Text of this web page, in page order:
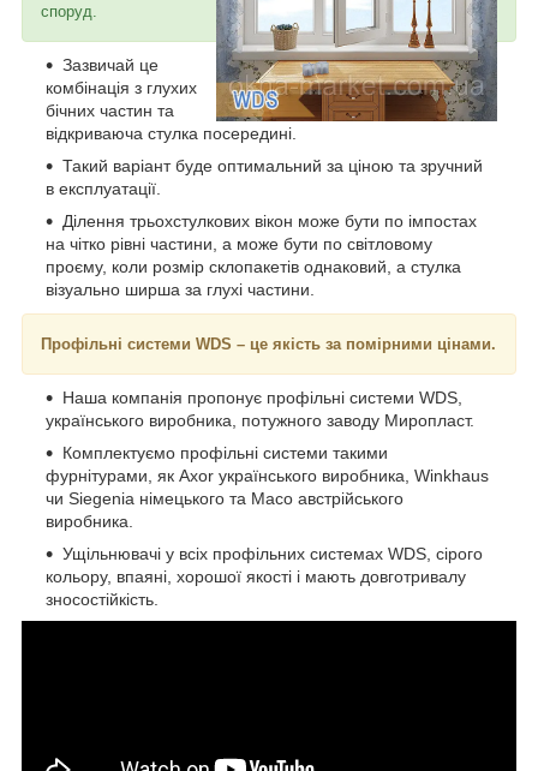
споруд.
Зазвичай це
комбінація з глухих
бічних частин та
відкриваюча стулка посередині.
Такий варіант буде оптимальний за ціною та зручний
в експлуатації.
Ділення трьохстулкових вікон може бути по імпостах
на чітко рівні частини, а може бути по світловому
проєму, коли розмір склопакетів однаковий, а стулка
візуально ширша за глухі частини.
Профільні системи WDS – це якість за помірними цінами.
Наша компанія пропонує профільні системи WDS,
українського виробника, потужного заводу Миропласт.
Комплектуємо профільні системи такими
фурнітурами, як Axor українського виробника, Winkhaus
чи Siegenia німецького та Maco австрійського
виробника.
Ущільнювачі у всіх профільних системах WDS, сірого
кольору, впаяні, хорошої якості і мають довготривалу
зносостійкість.